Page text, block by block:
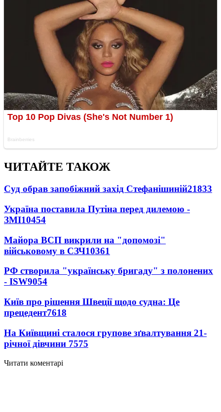
ЧИТАЙТЕ ТАКОЖ
Суд обрав запобіжний захід Стефанішиній21833
Україна поставила Путіна перед дилемою -
ЗМІ10454
Майора ВСП викрили на "допомозі"
військовому в СЗЧ10361
РФ створила "українську бригаду" з полонених
- ISW9054
Київ про рішення Швеції щодо судна: Це
прецедент7618
На Київщині сталося групове зґвалтування 21-
річної дівчини 7575
Читати коментарі